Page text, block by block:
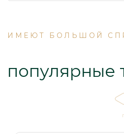
ИМЕЮТ БОЛЬШОЙ
популярные